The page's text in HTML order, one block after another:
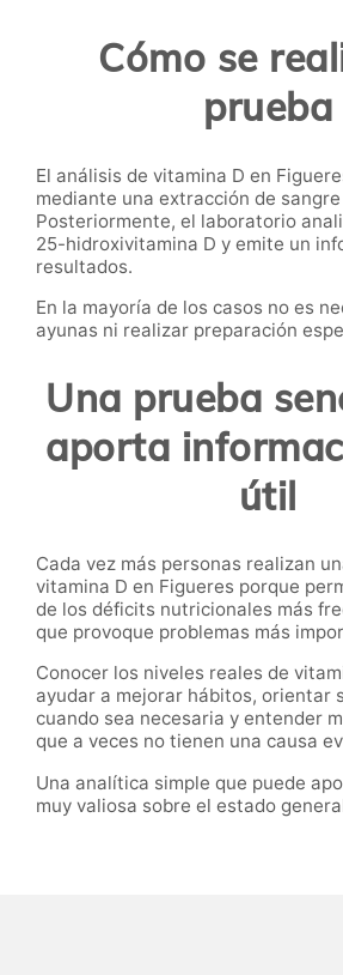
Cómo se
prueba
El análisis de vitamina D en
mediante una extracción de
Posteriormente, el laboratorio
25-hidroxivitamina D y emite un
resultados.
En la mayoría de los casos no es
ayunas ni realizar preparación
Una prueba
aporta
útil
Cada vez más personas realizan
vitamina D en Figueres porque
de los déficits nutricionales más
que provoque problemas más
Conocer los niveles reales de
ayudar a mejorar hábitos, orientar
cuando sea necesaria y entender
que a veces no tienen una causa
Una analítica simple que puede
muy valiosa sobre el estado